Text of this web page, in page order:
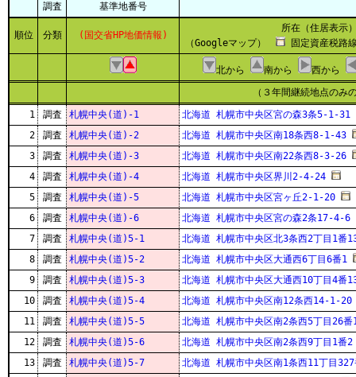
調査
基準地番号
順位 分類 (国交省HP地価情報)
所在（住居表示
（Googleマップ）
固定資産税路
北から 南から
西から
（３年間継続地点のみ
1
調査 札幌中央(道)-1
北海道 札幌市中央区宮の森3条5-1-31
2
調査 札幌中央(道)-2
北海道 札幌市中央区南18条西8-1-43
3
調査 札幌中央(道)-3
北海道 札幌市中央区南22条西8-3-26
4
調査 札幌中央(道)-4
北海道 札幌市中央区界川2-4-24
5
調査 札幌中央(道)-5
北海道 札幌市中央区宮ヶ丘2-1-20
6
調査 札幌中央(道)-6
北海道 札幌市中央区宮の森2条17-4-6
7
調査 札幌中央(道)5-1
北海道 札幌市中央区北3条西2丁目1番
8
調査 札幌中央(道)5-2
北海道 札幌市中央区大通西6丁目6番1
9
調査 札幌中央(道)5-3
北海道 札幌市中央区大通西10丁目4番
10
調査 札幌中央(道)5-4
北海道 札幌市中央区南12条西14-1-20
11
調査 札幌中央(道)5-5
北海道 札幌市中央区南2条西5丁目26番
12
調査 札幌中央(道)5-6
北海道 札幌市中央区南2条西9丁目1番2
13
調査 札幌中央(道)5-7
北海道 札幌市中央区南1条西11丁目